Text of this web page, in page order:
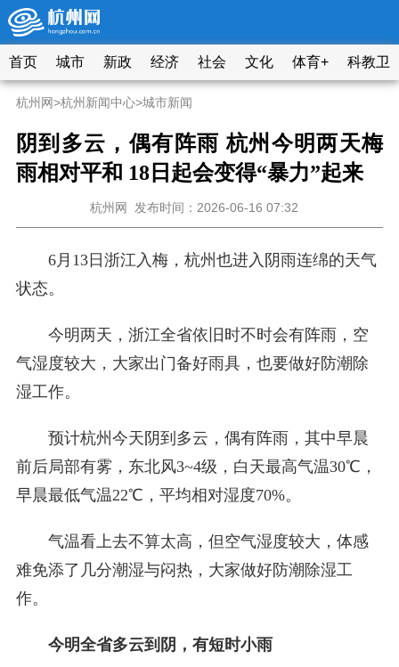
首页 城市 新政 经济 社会 文化 体育+ 科教卫
杭州网>杭州新闻中心>城市新闻
阴到多云，偶有阵雨 杭州今明两天梅
雨相对平和 18日起会变得“暴力”起来
杭州网 发布时间：2026-06-16 07:32
6月13日浙江入梅，杭州也进入阴雨连绵的天气
状态。
今明两天，浙江全省依旧时不时会有阵雨，空
气湿度较大，大家出门备好雨具，也要做好防潮除
湿工作。
预计杭州今天阴到多云，偶有阵雨，其中早晨
前后局部有雾，东北风3~4级，白天最高气温30℃，
早晨最低气温22℃，平均相对湿度70%。
气温看上去不算太高，但空气湿度较大，体感
难免添了几分潮湿与闷热，大家做好防潮除湿工
作。
今明全省多云到阴，有短时小雨